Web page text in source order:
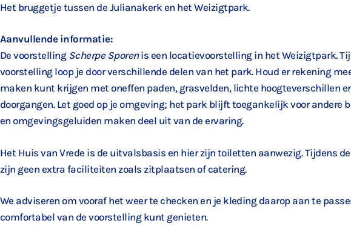
Het bruggetje tussen de Julianakerk en het Weizigtpark.
Aanvullende informatie:
De voorstelling Scherpe Sporenis een locatievoorstelling in het Weizigtpark.
voorstelling loop je door verschillende delen van het park. Houd er rekening
maken kunt krijgen met oneffen paden, grasvelden, lichte hoogteverschillen
doorgangen. Let goed op je omgeving; het park blijft toegankelijk voor andere
en omgevingsgeluiden maken deel uit van de ervaring.
Het Huis van Vrede is de uitvalsbasis en hier zijn toiletten aanwezig. Tijdens
zijn geen extra faciliteiten zoals zitplaatsen of catering.
We adviseren om vooraf het weer te checken en je kleding daarop aan te
comfortabel van de voorstelling kunt genieten.